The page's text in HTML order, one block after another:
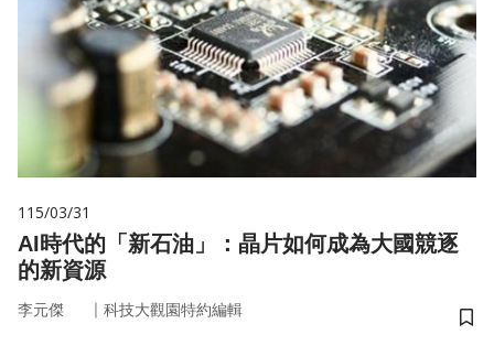
115/03/31
AI時代的「新石油」：晶片如何成為大國競逐
的新資源
李元傑 ｜ 科技大觀園特約編輯
儲